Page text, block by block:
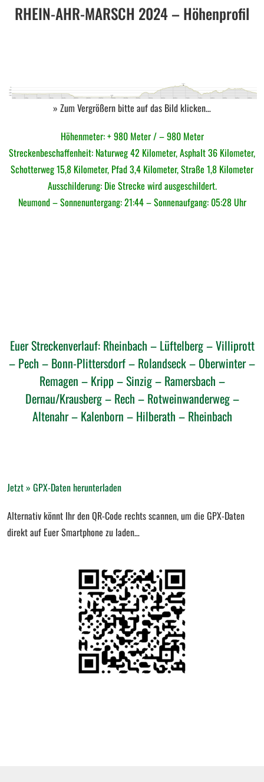
RHEIN-AHR-MARSCH 2024 – Höhenprofil
» Zum Vergrößern bitte auf das Bild klicken…
Höhenmeter: + 980 Meter / – 980 Meter
Streckenbeschaffenheit: Naturweg 42 Kilometer, Asphalt 36 Kilometer,
Schotterweg 15,8 Kilometer, Pfad 3,4 Kilometer, Straße 1,8 Kilometer
Ausschilderung: Die Strecke wird ausgeschildert.
Neumond – Sonnenuntergang: 21:44 – Sonnenaufgang: 05:28 Uhr
Euer Streckenverlauf: Rheinbach – Lüftelberg – Villiprott
– Pech – Bonn-Plittersdorf – Rolandseck – Oberwinter –
Remagen – Kripp – Sinzig – Ramersbach –
Dernau/Krausberg – Rech – Rotweinwanderweg –
Altenahr – Kalenborn – Hilberath – Rheinbach
Jetzt » GPX-Daten herunterladen
Alternativ könnt Ihr den QR-Code rechts scannen, um die GPX-Daten
direkt auf Euer Smartphone zu laden…